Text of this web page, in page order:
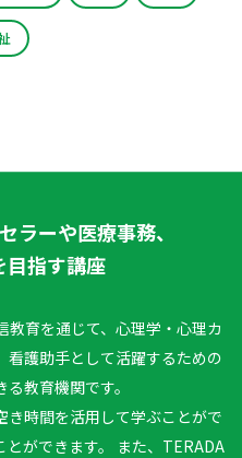
ラーや医療事務、
目指す講座
育を通じて、心理学・心理カ
看護助手として活躍するための
教育機関です。
き時間を活用して学ぶことがで
ができます。
また、TERADA